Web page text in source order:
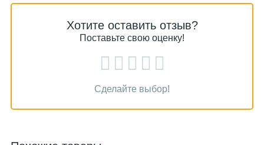
Хотите оставить отзыв?
Поставьте свою оценку!
Сделайте выбор!